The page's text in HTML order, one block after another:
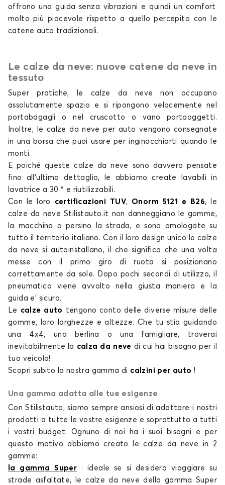
Calze da neve per ALFA ROMEO 156
Calze da neve per ALFA ROMEO 159
Calze da neve per ALFA ROMEO 166
4C
Calze da neve per ALFA ROMEO 4C
Calze da neve per ALFA ROMEO 75
offrono una guida senza vibrazioni e quindi un comfort
molto più piacevole rispetto a quello percepito con
le
catene auto tradizionali .
Le calze da neve: nuove catene da neve in
tessuto
Super pratiche, le calze da neve non
occupano
assolutamente spazio e si ripongono velocemente nel
portabagagli o nel cruscotto o vano portaoggetti.
Inoltre, le calze da neve per auto vengono consegnate
in una borsa che puoi usare per inginocchiarti quando le
monti.
E poiché questecalze da neve
sono davvero pensate
fino all’ultimo dettaglio, le abbiamo create lavabili in
lavatrice a 30 ° e riutilizzabili.
Con le loro certificazioni TUV, Onorm 5121 e B26, le
calze da neve Stilistauto.it non danneggiano le gomme,
la macchina o persino la strada, e sono omologate su
tutto il territorio italiano . Con il loro design unico lecalze
da neve si autoinstallano, il che significa che una volta
messe con il primo giro di ruota si posizionano
correttamente da sole. Dopo pochi secondi di utilizzo, il
pneumatico viene avvolto nella giusta maniera e la
guida e’ sicura.
Le calze auto tengono conto delle diverse misure delle
gomme, loro larghezze e altezze. Che tu stia guidando
una 4x4, una berlina o una famigliare, troverai
inevitabilmente la calza da neve di cui hai bisogno per il
tuo veicolo!
Scopri subito la nostra gamma di calzini per auto !
Una gamma adatta alle tue esigenze
Con Stilistauto, siamo sempre ansiosi di adattare i nostri
prodotti a tutte le vostre esigenze e soprattutto a tutti
i vostri budget. Ognuno di noi ha i suoi bisogni e per
questo motivo abbiamo creato lecalze da neve in 2
gamme:
la gamma Super : ideale se si desidera viaggiare su
strade asfaltate, lecalze da neve della gamma Super